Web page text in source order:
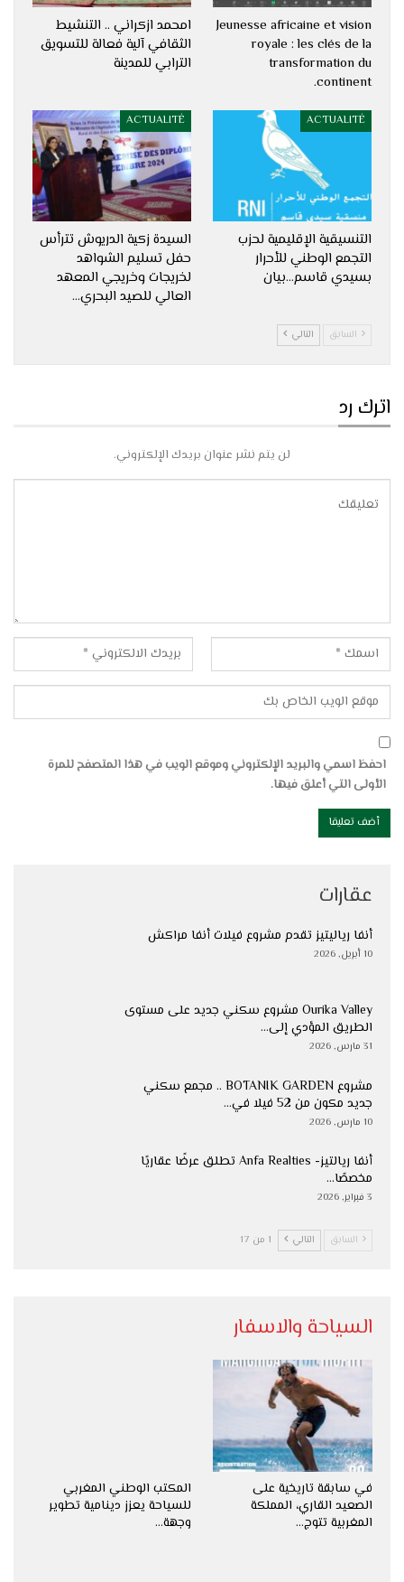
Jeunesse africaine et vision
royale : les clés de la
transformation du
continent.
امحمد ازكراني .. التنشيط
الثقافي آلية فعالة للتسويق
الترابي للمدينة
ACTUALITÉ
التنسيقية الإقليمية لحزب
التجمع الوطني للأحرار
بسيدي قاسم…بيان
ACTUALITÉ
السيدة زكية الدريوش تترأس
حفل تسليم الشواهد
لخريجات وخريجي المعهد
العالي للصيد البحري…
السابق التالي
اترك رد
لن يتم نشر عنوان بريدك الإلكتروني.
احفظ اسمي والبريد الإلكتروني وموقع الويب في هذا المتصفح للمرة
الأولى التي أعلق فيها.
عقارات
أنفا رياليتيز تقدم مشروع فيلات أنفا مراكش
10 أبريل, 2026
Ourika Valley مشروع سكني جديد على مستوى
الطريق المؤدي إلى…
31 مارس, 2026
مشروع BOTANIK GARDEN .. مجمع سكني
جديد مكون من 52 فيلا في…
10 مارس, 2026
أنفا ريالتيز- Anfa Realties تطلق عرضًا عقاريًا
مخصصًا…
3 فبراير, 2026
السابق التالي 1 من 17
السياحة والاسفار
في سابقة تاريخية على
الصعيد القاري، المملكة
المغربية تتوج…
المكتب الوطني المغربي
للسياحة يعزز دينامية تطوير
وجهة…